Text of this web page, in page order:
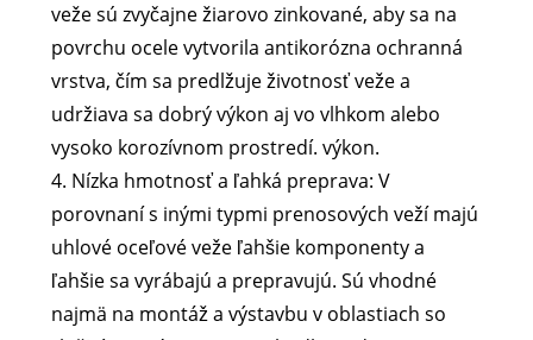
veže sú zvyčajne žiarovo zinkované, aby sa na
povrchu ocele vytvorila antikorózna ochranná
vrstva, čím sa predlžuje životnosť veže a
udržiava sa dobrý výkon aj vo vlhkom alebo
vysoko korozívnom prostredí. výkon.
4. Nízka hmotnosť a ľahká preprava: V
porovnaní s inými typmi prenosových veží majú
uhlové oceľové veže ľahšie komponenty a
ľahšie sa vyrábajú a prepravujú. Sú vhodné
najmä na montáž a výstavbu v oblastiach so